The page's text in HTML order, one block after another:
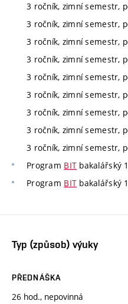
3 ročník, zimní semestr,
3 ročník, zimní semestr,
3 ročník, zimní semestr,
3 ročník, zimní semestr,
3 ročník, zimní semestr,
3 ročník, zimní semestr,
3 ročník, zimní semestr,
3 ročník, zimní semestr,
3 ročník, zimní semestr,
Program BIT bakalářský
Program BIT bakalářský
Typ (způsob) výuky
PŘEDNÁŠKA
26 hod., nepovinná